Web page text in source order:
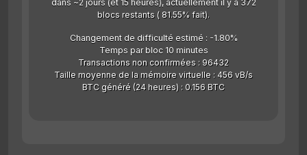
dans ~2 jours (et 15 heures), actuellement il y a 372
blocs restants ( 81.55% fait).
Changement de difficulté estimé : -1.80%
Temps par bloc 10 minutes
Transactions non confirmées : 96432
Taille moyenne de la mémoire virtuelle : 456 vB/s
BTC généré (24 heures) : 0.156 BTC